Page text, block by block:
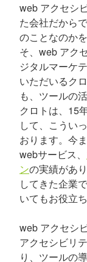
web アクセシ
た会社だから
のことなのか
そ、web アク
ジタルマーケ
いただいるク
も、ツールの
クロトは、15
して、こうい
おります。今
webサービス、
ンの実績があ
してきた企業
いてもお役立
web アクセシ
アクセシビリ
り、ツールの